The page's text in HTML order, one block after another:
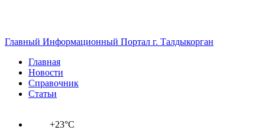
Главный Информационный Портал г. Талдыкорган
Главная
Новости
Справочник
Статьи
+23°C